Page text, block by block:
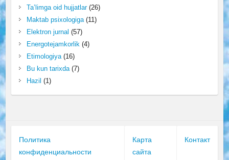
Ta’limga oid hujjatlar(26)
Maktab psixologiga(11)
Elektron jurnal (57)
Energotejamkorlik (4)
Etimologiya(16)
Bu kun tarixda(7)
Hazil (1)
Политика
конфиденциальности
Карта
сайта
Контакт